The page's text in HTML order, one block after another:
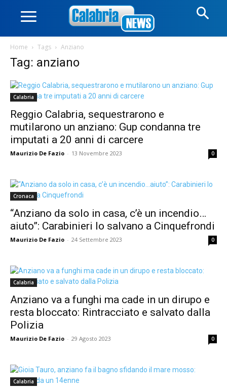
Home Tags Anziano
Tag: anziano
Calabria
Reggio Calabria, sequestrarono e
mutilarono un anziano: Gup condanna tre
imputati a 20 anni di carcere
Maurizio De Fazio - 13 Novembre 2023 0
Cronaca
“Anziano da solo in casa, c’è un incendio…
aiuto”: Carabinieri lo salvano a Cinquefrondi
Maurizio De Fazio - 24 Settembre 2023 0
Calabria
Anziano va a funghi ma cade in un dirupo e
resta bloccato: Rintracciato e salvato dalla
Polizia
Maurizio De Fazio - 29 Agosto 2023 0
Calabria